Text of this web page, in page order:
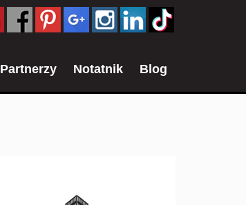
Partnerzy Notatnik Blog